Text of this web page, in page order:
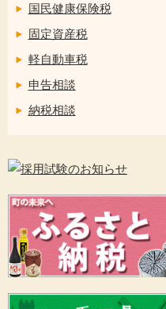
国民健康保険税
固定資産税
軽自動車税
申告相談
納税相談